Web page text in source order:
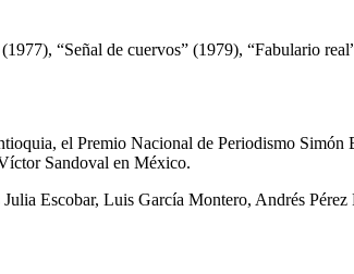
“Señal de cuervos” (1979), “Fabulario
el Premio Nacional de Periodismo
Sandoval en México.
Escobar, Luis García Montero, Andrés